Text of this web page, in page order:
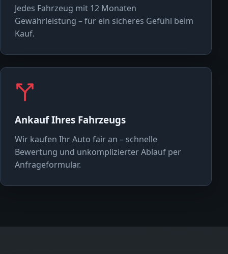
Jedes Fahrzeug mit 12 Monaten
Gewährleistung – für ein sicheres Gefühl beim
Kauf.
Ankauf Ihres Fahrzeugs
Wir kaufen Ihr Auto fair an – schnelle
Bewertung und unkomplizierter Ablauf per
Anfrageformular.